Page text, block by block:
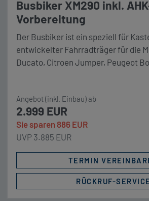
Busbiker XM290 inkl.
Vorbereitung
Der Busbiker ist ein speziell für
entwickelter Fahrradträger für die
Ducato, Citroen Jumper, Peugeot
Angebot (inkl. Einbau) ab
2.999 EUR
Sie sparen 886 EUR
UVP 3.885 EUR
TERMIN
RÜCKRUF-SERVICE